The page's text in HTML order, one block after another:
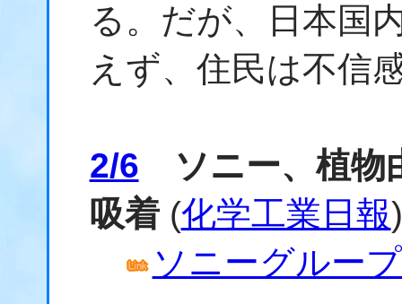
る。だが、日本国
えず、住民は不信
2/6 ソニー、植物
吸着(化学工業日報)
ソニーグルー